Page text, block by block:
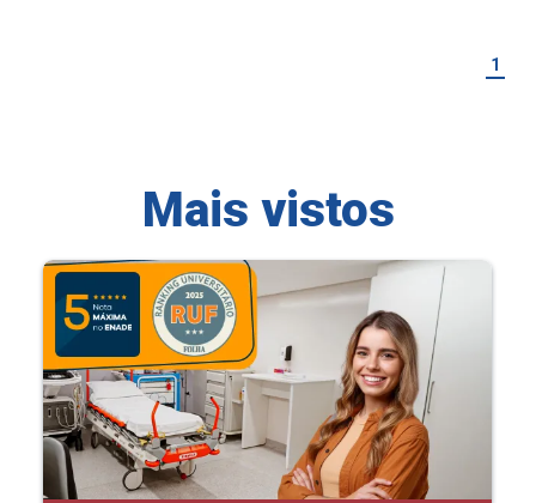
1
Mais vistos